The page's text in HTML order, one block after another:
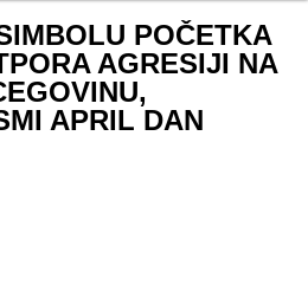
POČETKA
AGRESIJI NA
APRIL DAN